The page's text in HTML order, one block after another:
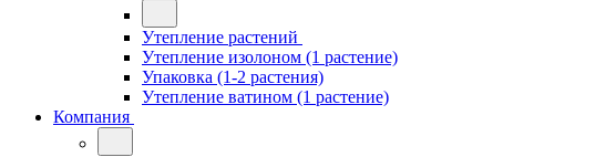
Утепление растений
Утепление изолоном (1 растение)
Упаковка (1-2 растения)
Утепление ватином (1 растение)
Компания